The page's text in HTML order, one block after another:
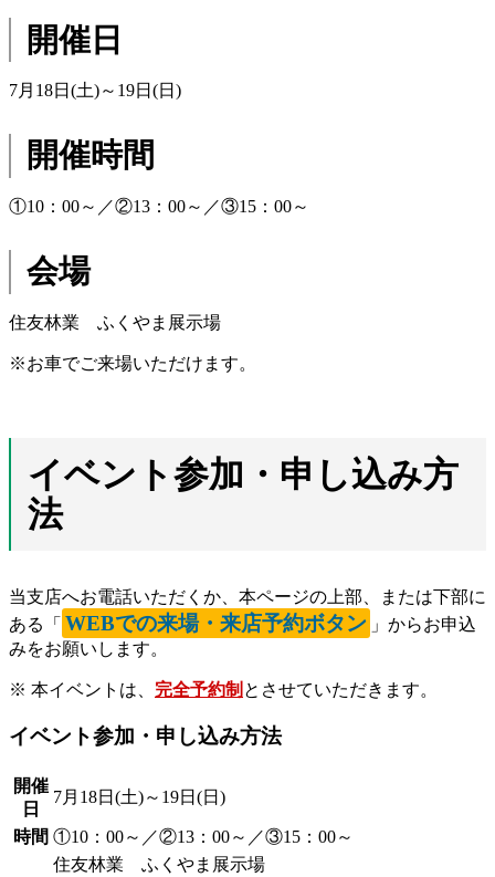
開催日
7月18日(土)～19日(日)
開催時間
①10：00～／②13：00～／③15：00～
会場
住友林業 ふくやま展示場
※お車でご来場いただけます。
イベント参加・申し込み方
法
当支店へお電話いただくか、本ページの上部、または下部に
ある「 WEBでの来場・来店予約ボタン 」からお申込
みをお願いします。
※ 本イベントは、 完全予約制 とさせていただきます。
イベント参加・申し込み方法
開催
日
7月18日(土)～19日(日)
時間 ①10：00～／②13：00～／③15：00～
住友林業 ふくやま展示場